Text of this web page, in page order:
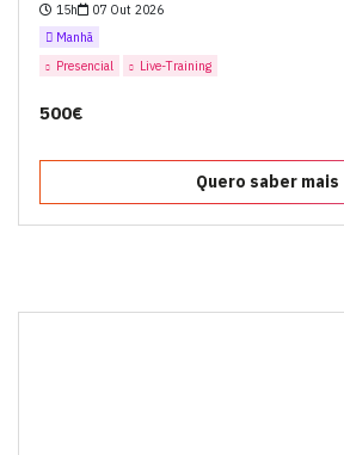
15h
07 Out 2026
Manhã
Presencial
Live-Training
500€
Quero saber mais